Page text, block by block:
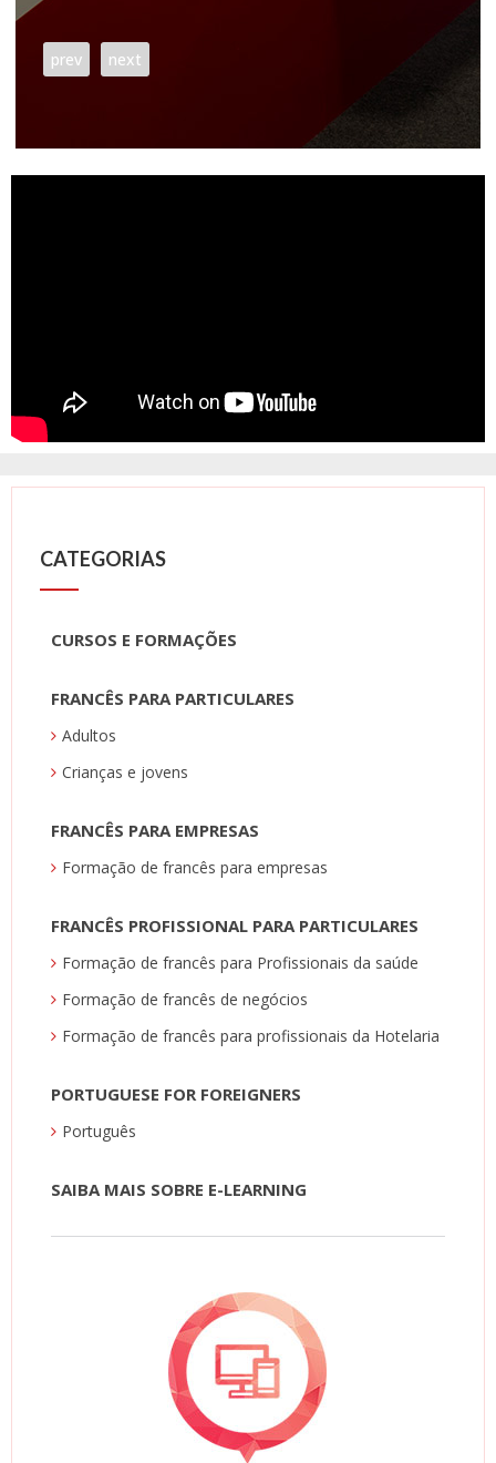
prev next
CATEGORIAS
CURSOS E FORMAÇÕES
FRANCÊS PARA PARTICULARES
Adultos
Crianças e jovens
FRANCÊS PARA EMPRESAS
Formação de francês para empresas
FRANCÊS PROFISSIONAL PARA PARTICULARES
Formação de francês para Profissionais da saúde
Formação de francês de negócios
Formação de francês para profissionais da Hotelaria
PORTUGUESE FOR FOREIGNERS
Português
SAIBA MAIS SOBRE E-LEARNING